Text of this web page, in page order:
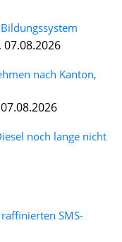
nach Kanton,
noch lange nicht
SMS-